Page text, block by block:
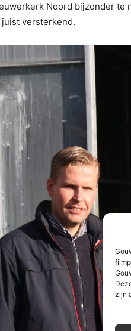
zijn
Noord bijzonder
versterkend.